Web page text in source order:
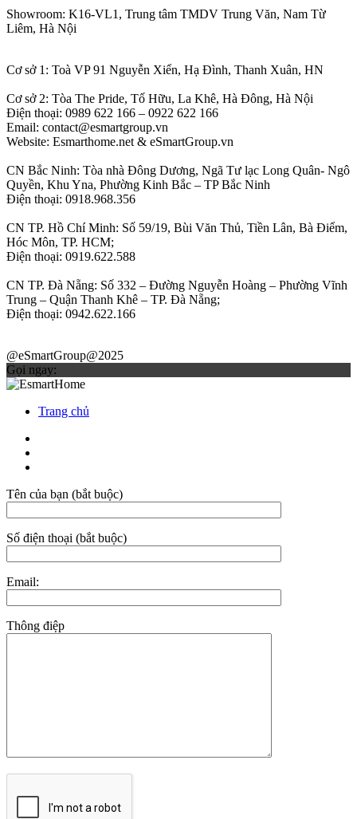
Showroom: K16-VL1, Trung tâm TMDV Trung Văn, Nam Từ
Liêm, Hà Nội
Cơ sở 1: Toà VP 91 Nguyễn Xiển, Hạ Đình, Thanh Xuân, HN
Cơ sở 2: Tòa The Pride, Tố Hữu, La Khê, Hà Đông, Hà Nội
Điện thoại: 0989 622 166 – 0922 622 166
Email: contact@esmartgroup.vn
Website: Esmarthome.net & eSmartGroup.vn
CN Bắc Ninh: Tòa nhà Đông Dương, Ngã Tư lạc Long Quân- Ngô
Quyền, Khu Yna, Phường Kinh Bắc – TP Bắc Ninh
Điện thoại: 0918.968.356
CN TP. Hồ Chí Minh: Số 59/19, Bùi Văn Thủ, Tiền Lân, Bà Điểm,
Hóc Môn, TP. HCM;
Điện thoại: 0919.622.588
CN TP. Đà Nẵng: Số 332 – Đường Nguyễn Hoàng – Phường Vĩnh
Trung – Quận Thanh Khê – TP. Đà Nẵng;
Điện thoại: 0942.622.166
@eSmartGroup@2025
Gọi ngay:
Trang chủ
Tên của bạn (bắt buộc)
Số điện thoại (bắt buộc)
Email:
Thông điệp